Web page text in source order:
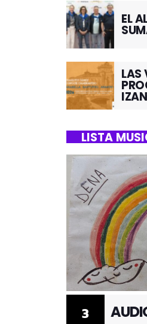
EL
LAS
LISTA
3